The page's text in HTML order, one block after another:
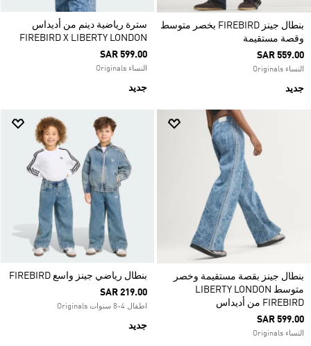
بنطال جينز FIREBIRD بخصر متوسط
وقصة مستقيمة
SAR 559.00
النساء Originals
جديد
سترة رياضية دينم من أديداس
FIREBIRD X LIBERTY LONDON
SAR 599.00
النساء Originals
جديد
بنطال جينز بقصة مستقيمة وخصر
متوسط LIBERTY LONDON
FIREBIRD من أديداس
SAR 599.00
النساء Originals
بنطال رياضي جينز واسع FIREBIRD
SAR 219.00
اطفال 4-8 سنوات Originals
جديد